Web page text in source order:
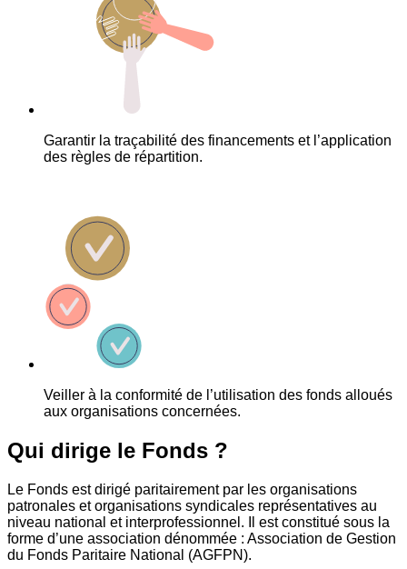
Garantir la traçabilité des financements et l’application
des règles de répartition.
Veiller à la conformité de l’utilisation des fonds alloués
aux organisations concernées.
Qui dirige le Fonds ?
Le Fonds est dirigé paritairement par les organisations
patronales et organisations syndicales représentatives au
niveau national et interprofessionnel. Il est constitué sous la
forme d’une association dénommée : Association de Gestion
du Fonds Paritaire National (AGFPN).